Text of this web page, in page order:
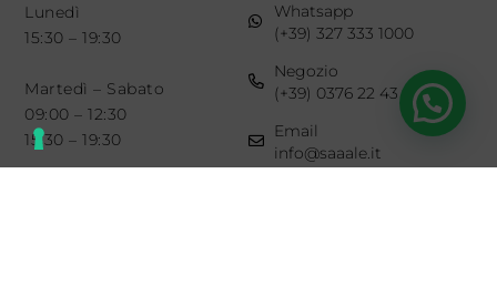
Lunedì
15:30 – 19:30
Martedì – Sabato
09:00 – 12:30
15:30 – 19:30
Whatsapp
(+39) 327 333 1000
Negozio
(+39) 0376 22 43 93
Email
info@saaale.it